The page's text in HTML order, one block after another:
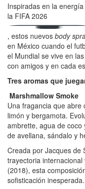
Inspiradas en la
la FIFA 2026
, estos nuevos body
en México cuando el
el Mundial se vive en
con amigos y en cada
Tres aromas que
Marshmallow Smoke
Una fragancia que abre
limón y bergamota.
ambrette, agua de coco
de avellana, sándalo y
Creada por Jacques de
trayectoria
(2018), esta
sofisticación inesperada.